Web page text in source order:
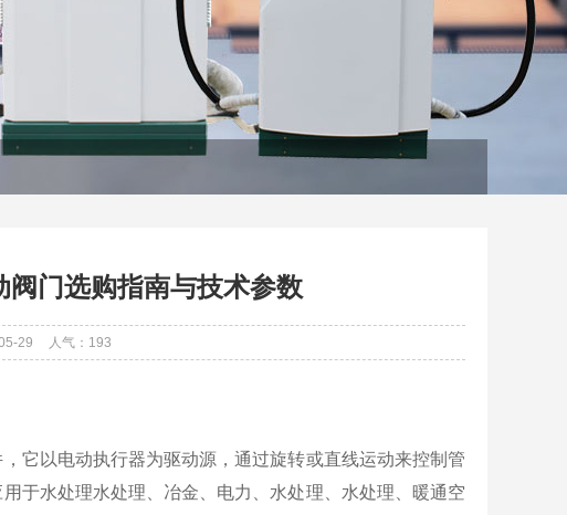
门选购指南与技术参数
29 人气： 193
它以电动执行器为驱动源，通过旋转或直线运动来控制管
于水处理水处理、冶金、电力、水处理、水处理、暖通空